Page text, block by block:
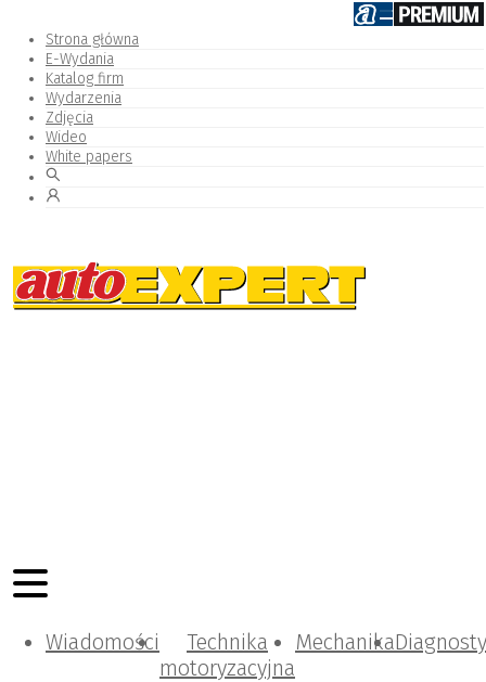
Strona główna
E-Wydania
Katalog firm
Wydarzenia
Zdjęcia
Wideo
White papers
Wiadomości
Technika
motoryzacyjna
Mechanika